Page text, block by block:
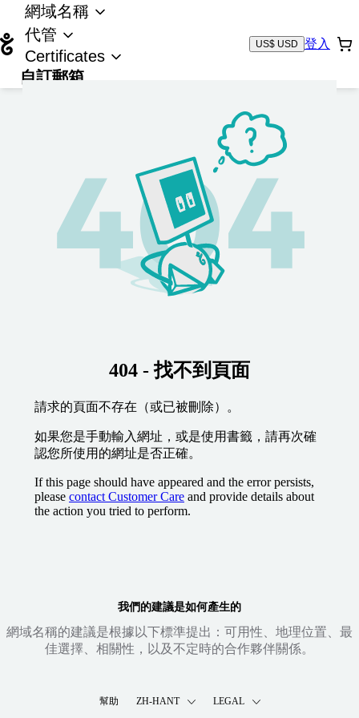
網域名稱
代管
Certificates
自訂郵箱
US$ USD 登入
404 - 找不到頁面
請求的頁面不存在（或已被刪除）。
如果您是手動輸入網址，或是使用書籤，請再次確
認您所使用的網址是否正確。
If this page should have appeared and the error persists,
please contact Customer Care and provide details about
the action you tried to perform.
我們的建議是如何產生的
網域名稱的建議是根據以下標準提出：可用性、地理位置、最
佳選擇、相關性，以及不定時的合作夥伴關係。
幫助 ZH-HANT LEGAL